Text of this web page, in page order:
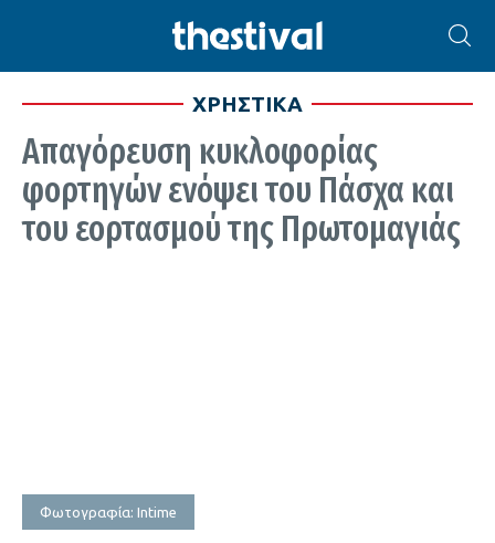
ΧΡΗΣΤΙΚΑ
Απαγόρευση κυκλοφορίας
φορτηγών ενόψει του Πάσχα και
του εορτασμού της Πρωτομαγιάς
Φωτογραφία: Intime